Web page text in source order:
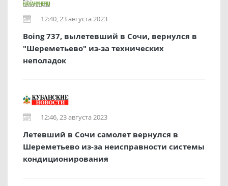
12:40, 23 августа 2023
Boing 737, вылетевший в Сочи, вернулся в
"Шереметьево" из-за технических
неполадок
12:46, 23 августа 2023
Летевший в Сочи самолет вернулся в
Шереметьево из-за неисправности системы
кондиционирования